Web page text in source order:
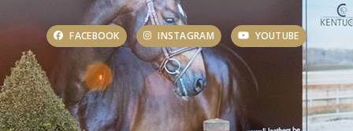
FACEBOOK INSTAGRAM YOUTUBE